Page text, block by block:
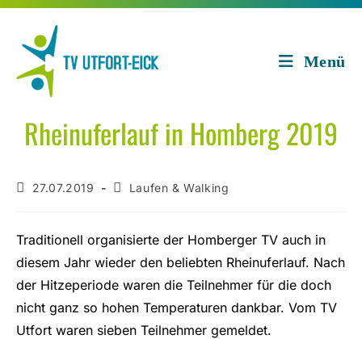
Zum
springen
Menü
Rheinuferlauf in Homberg 2019
Beitrag
27.07.2019
Beitrags-
Laufen & Walking
Traditionell organisierte der Homberger TV auch in
diesem Jahr wieder den beliebten Rheinuferlauf. Nach
der Hitzeperiode waren die Teilnehmer für die doch
nicht ganz so hohen Temperaturen dankbar. Vom TV
Utfort waren sieben Teilnehmer gemeldet.